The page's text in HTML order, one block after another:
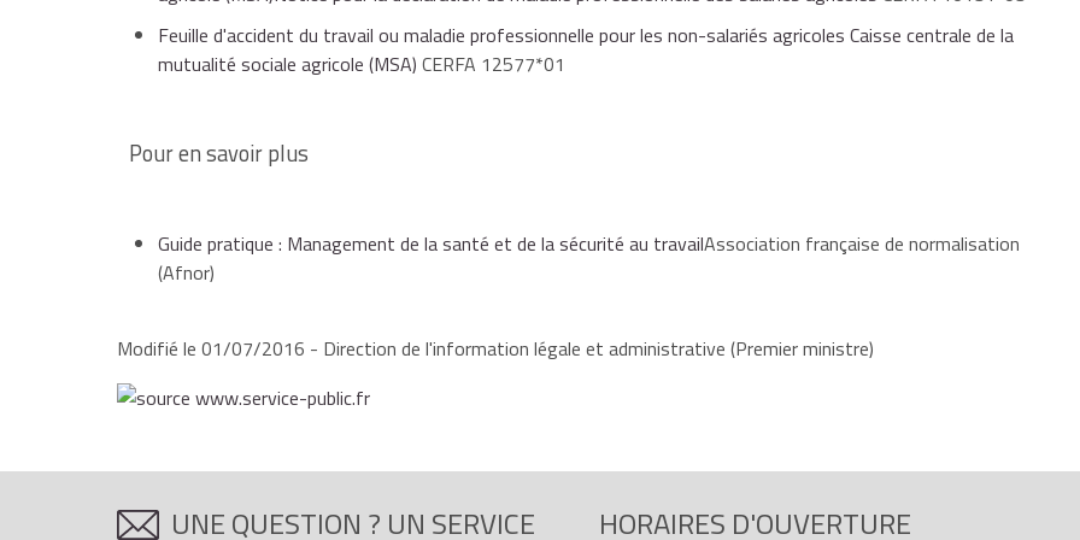
Feuille d'accident du travail ou maladie professionnelle pour les non-salariés agricoles Caisse centrale de la
mutualité sociale agricole (MSA) CERFA 12577*01
Pour en savoir plus
Guide pratique : Management de la santé et de la sécurité au travailAssociation française de normalisation
(Afnor)
Modifié le 01/07/2016 - Direction de l'information légale et administrative (Premier ministre)
UNE QUESTION ? UN SERVICE HORAIRES D'OUVERTURE